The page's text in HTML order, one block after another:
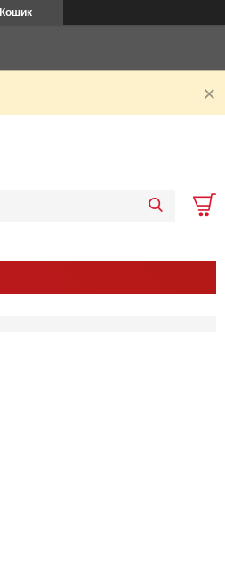
Кошик